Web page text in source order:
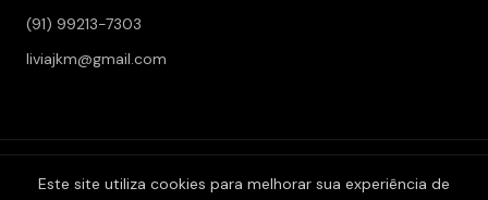
(91) 99213-7303
liviajkm@gmail.com
© 2006-2026 Jokerman — Branding & Marketing. Todos os
Este site utiliza cookies para melhorar sua experiência de